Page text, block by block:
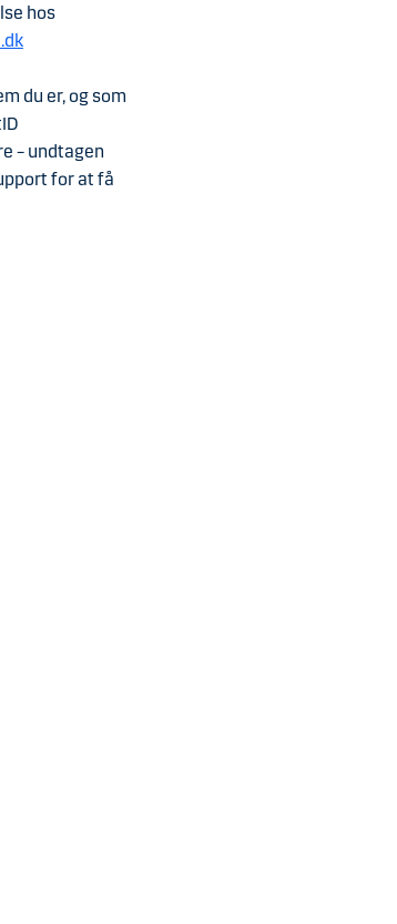
hos
du er, og som
– undtagen
for at få
medbringe
ID skal
.